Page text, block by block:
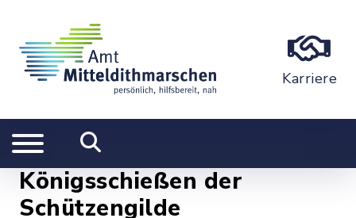
Karriere
Königsschießen der
Schützengilde